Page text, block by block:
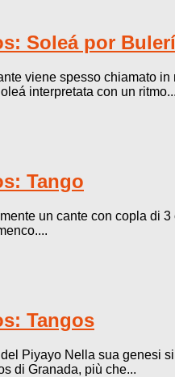
Soleá por
viene spesso chiamato
interpretata con un ritmo...
Tango
un cante con copla di
Tangos
Piyayo Nella sua genesi
di Granada, più che...